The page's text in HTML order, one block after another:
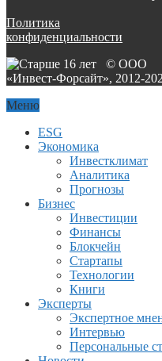
Политика
конфиденциальности
© ООО
«Инвест-Форсайт», 2012-
Меню
ESG
Экономика
Инвестклимат
Аналитика
Прогнозы
Бизнес
Инвестиции
Финансы
Блокчейн
Стартапы
Технологии
Книги
Эксперты
Экспертное
Интервью
Персональные